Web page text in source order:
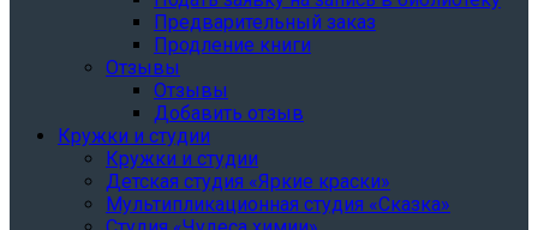
Предварительный заказ
Продление книги
Отзывы
Отзывы
Добавить отзыв
Кружки и студии
Кружки и студии
Детская студия «Яркие краски»
Мультипликационная студия «Сказка»